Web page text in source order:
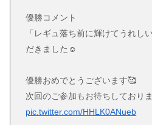
優勝コメント
「レギュ落ち前に輝けてうれし
だきました☺️
優勝おめでとうございます🥰
次回のご参加もお待ちしており
pic.twitter.com/HHLK0ANueb